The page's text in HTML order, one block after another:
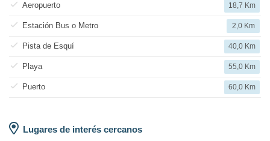
Aeropuerto 18,7 Km
Estación Bus o Metro 2,0 Km
Pista de Esquí 40,0 Km
Playa 55,0 Km
Puerto 60,0 Km
Lugares de interés cercanos